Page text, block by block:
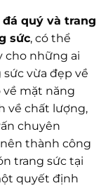
quý và trang
sức, có thể
cho những ai
vừa đẹp về
về mặt năng
về chất lượng,
chuyên
thành công
trang sức tại
quyết định